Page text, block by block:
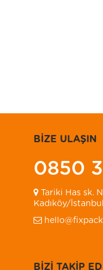
BİZE ULAŞIN
0850
Tariki Has sk.
Kadıköy/İstanbul
BİZİ TAKİP